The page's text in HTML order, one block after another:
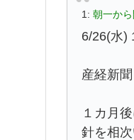
1: 朝一か
6/26(水)
産経新聞
１カ月
針を相